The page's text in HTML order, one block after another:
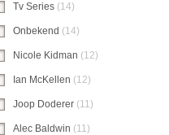
Tv Series (14)
Onbekend (14)
Nicole Kidman (12)
Ian McKellen (12)
Joop Doderer (11)
Alec Baldwin (11)